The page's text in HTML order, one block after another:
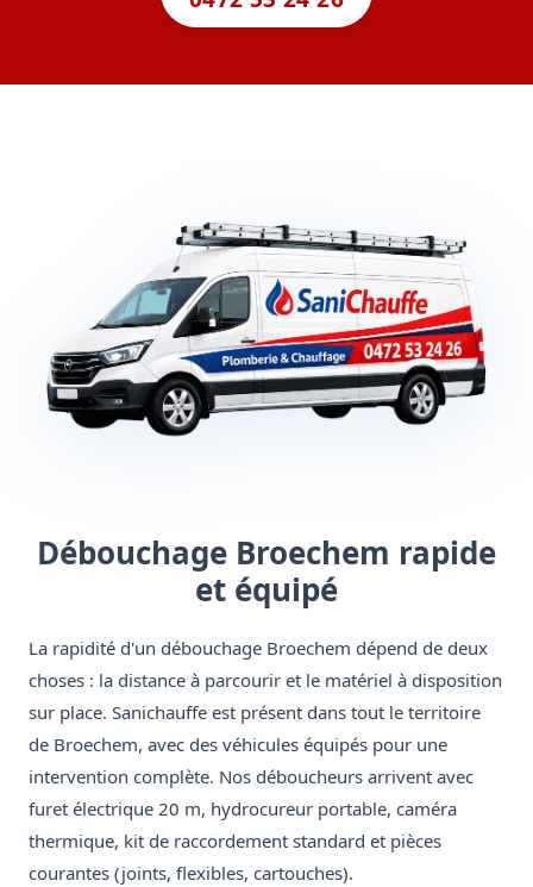
Débouchage Broechem rapide
et équipé
La rapidité d'un débouchage Broechem dépend de deux
choses : la distance à parcourir et le matériel à disposition
sur place. Sanichauffe est présent dans tout le territoire
de Broechem, avec des véhicules équipés pour une
intervention complète. Nos déboucheurs arrivent avec
furet électrique 20 m, hydrocureur portable, caméra
thermique, kit de raccordement standard et pièces
courantes (joints, flexibles, cartouches).